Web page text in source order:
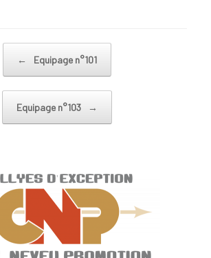
← Equipage n°101
Equipage n°103 →